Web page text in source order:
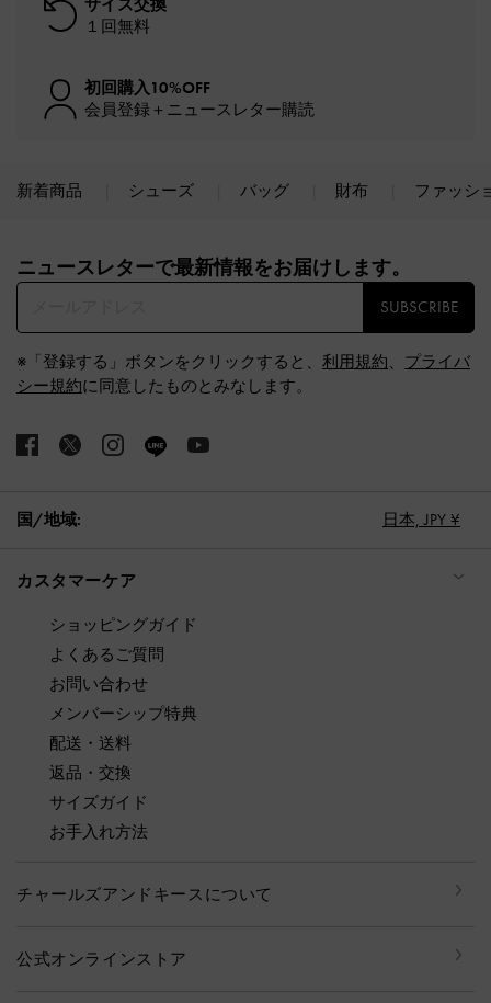
サイズ交換
１回無料
初回購入10%OFF
会員登録＋ニュースレター購読
新着商品 シューズ バッグ 財布 ファッシ
ニュースレターで最新情報をお届けします。​
SUBSCRIBE
※「登録する」ボタンをクリックすると、 利用規約、 プライバ
シー規約に同意したものとみなします。
国/地域: 日本, JPY ¥
カスタマーケア
ショッピングガイド
よくあるご質問
お問い合わせ
メンバーシップ特典
配送・送料
返品・交換
サイズガイド
お手入れ方法
チャールズアンドキースについて
公式オンラインストア